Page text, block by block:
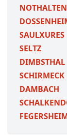
NOTHALTEN
SAULXURES
SELTZ
DIMBSTHAL
SCHIRMECK
DAMBACH